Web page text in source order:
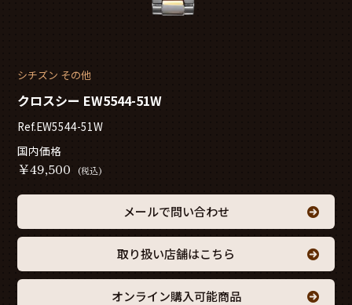
シチズン その他
クロスシー EW5544-51W
Ref.EW5544-51W
国内価格
￥49,500 (税込)
メールで問い合わせ
取り扱い店舗はこちら
オンライン購入可能商品